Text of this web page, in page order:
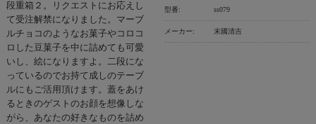
段重箱２。リクエストにお応えし
て受注解禁になりました。マーブ
ルチョコのようなお菓子やコロコ
ロした豆菓子を中に詰めても可愛
いし、絵になりますよ。二段にな
っているのでお持て成しのテーブ
ルにもご活用頂けます。蓋をあけ
るときのゲストのお顔を想像しな
がら、あなたの好きなものを詰め
型番: ss079
メーカー: 末國清吉